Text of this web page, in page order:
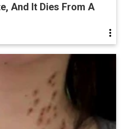
And It Dies From A